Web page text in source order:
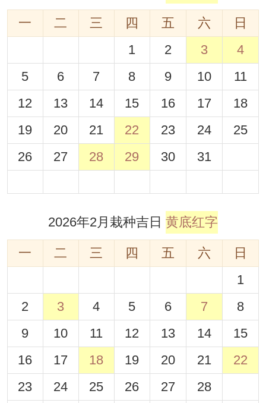
一 二 三 四 五 六
日
1
2 3
4
5
6 7 8 9 10
11
12
13 14 15 16 17
18
19
20 21 22 23 24
25
26
27 28 29 30 31
2026年2月栽种吉日 黄底红字
一 二 三 四 五 六
日
1
2
3 4 5 6 7
8
9
10 11 12 13 14
15
16
17 18 19 20 21
22
23
24 25 26 27 28